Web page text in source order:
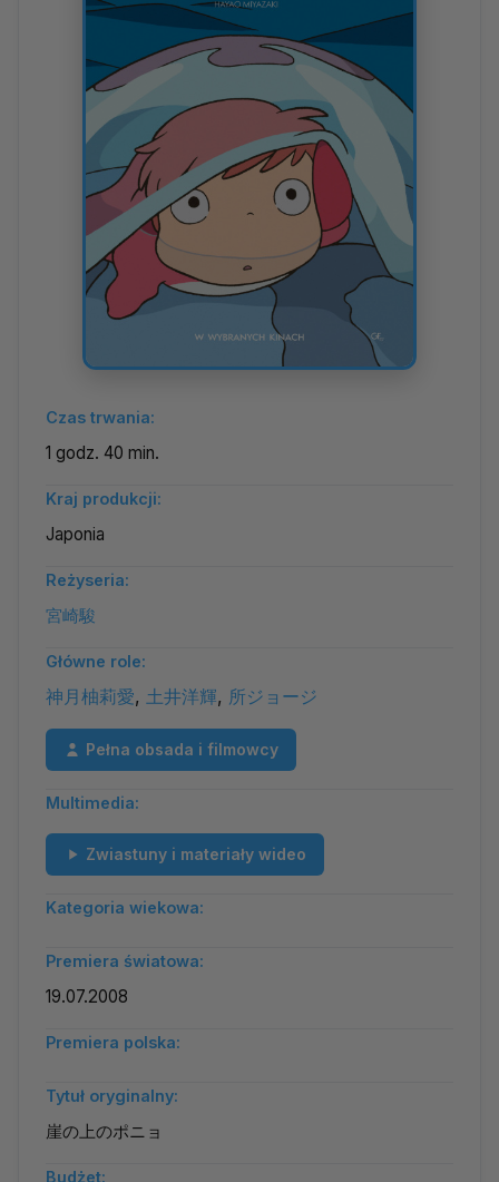
Czas trwania:
1 godz. 40 min.
Kraj produkcji:
Japonia
Reżyseria:
宮崎駿
Główne role:
神月柚莉愛, 土井洋輝, 所ジョージ
Pełna obsada i filmowcy
Multimedia:
Zwiastuny i materiały wideo
Kategoria wiekowa:
Premiera światowa:
19.07.2008
Premiera polska:
Tytuł oryginalny:
崖の上のポニョ
Budżet: